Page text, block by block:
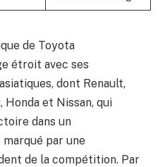
de Toyota
étroit avec ses
dont Renault,
Honda et Nissan, qui
dans un
par une
de la compétition. Par